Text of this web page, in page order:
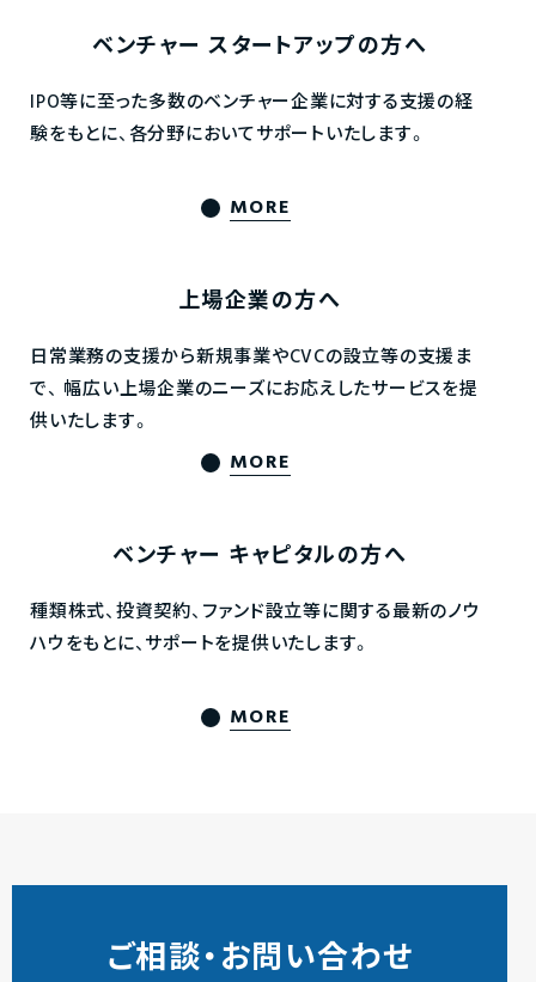
ベンチャー スタートアップの方へ
IPO等に至った多数のベンチャー企業に対する支援の経
験をもとに、各分野においてサポートいたします。
MORE
上場企業の方へ
日常業務の支援から新規事業やCVCの設立等の支援ま
で、 幅広い上場企業のニーズにお応えしたサービスを提
供いたします。
MORE
ベンチャー キャピタルの方へ
種類株式、投資契約、ファンド設立等に関する最新のノウ
ハウをもとに、サポートを提供いたします。
MORE
ご相談・お問い合わせ